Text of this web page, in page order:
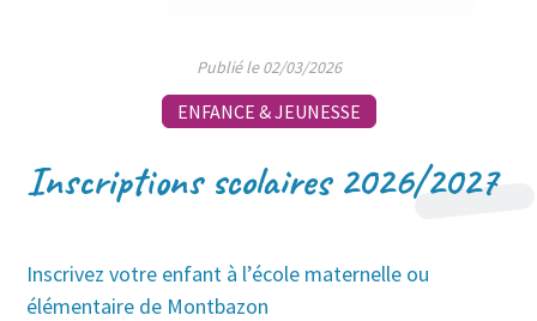
Publié le 02/03/2026
ENFANCE & JEUNESSE
Inscriptions scolaires 2026/2027
Inscrivez votre enfant à l’école maternelle ou
élémentaire de Montbazon